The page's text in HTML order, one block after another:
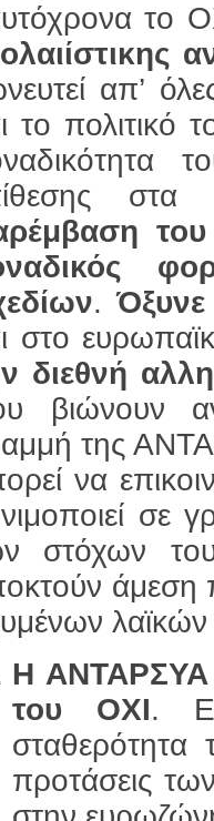
το
απ’
το
στα
.Όξυνε
στο
διεθνή
βιώνουν
της
να
σε
στόχων του
άμεση
Η ΑΝΤΑΡΣΥΑ
του ΟΧΙ.
προτάσεις